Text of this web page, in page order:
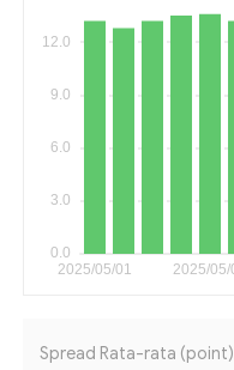
Spread Rata-rata (point)